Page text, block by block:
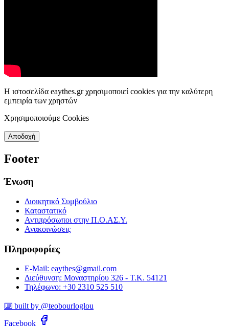
Η ιστοσελίδα eaythes.gr χρησιμοποιεί cookies για την καλύτερη
εμπειρία των χρηστών
Χρησιμοποιούμε Cookies
Αποδοχή
Footer
Ένωση
Διοικητικό Συμβούλιο
Καταστατικό
Αντιπρόσωποι στην Π.Ο.ΑΣ.Υ.
Ανακοινώσεις
Πληροφορίες
E-Mail: eaythes@gmail.com
Διεύθυνση: Μοναστηρίου 326 - Τ.Κ. 54121
Τηλέφωνο: +30 2310 525 510
⌨️ built by @teobourloglou
Facebook